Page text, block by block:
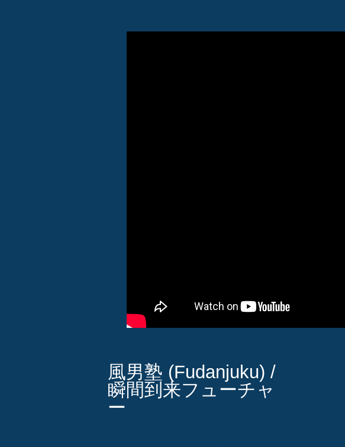
風男塾 (Fudanjuku) /
瞬間到来フューチャ
ー